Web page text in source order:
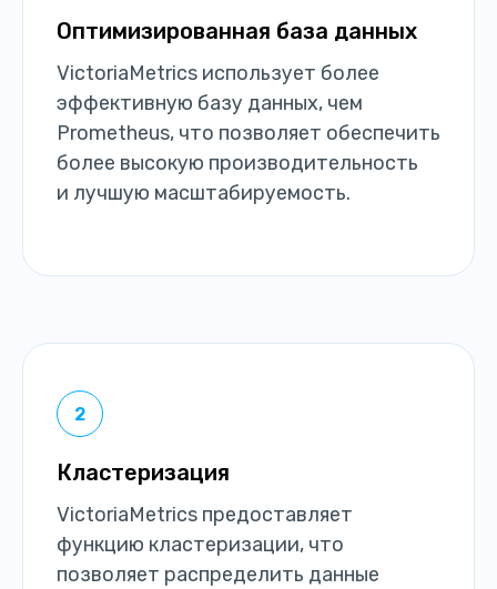
Оптимизированная база данных
VictoriaMetrics использует более
эффективную базу данных, чем
Prometheus, что позволяет обеспечить
более высокую производительность
и лучшую масштабируемость.
Кластеризация
VictoriaMetrics предоставляет
функцию кластеризации, что
позволяет распределить данные